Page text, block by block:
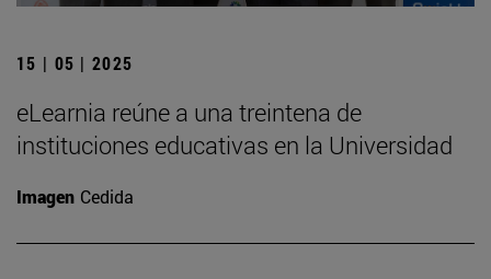
15 | 05 | 2025
eLearnia reúne a una treintena de
instituciones educativas en la Universidad
Imagen Cedida